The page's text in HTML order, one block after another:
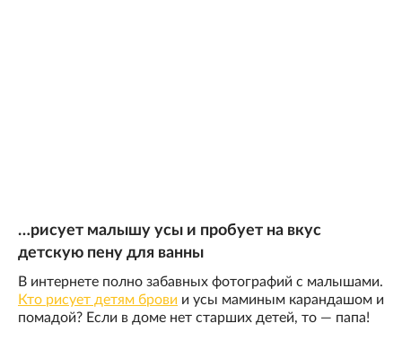
…рисует малышу усы и пробует на вкус
детскую пену для ванны
В интернете полно забавных фотографий с малышами.
Кто рисует детям брови и усы маминым карандашом и
помадой? Если в доме нет старших детей, то — папа!